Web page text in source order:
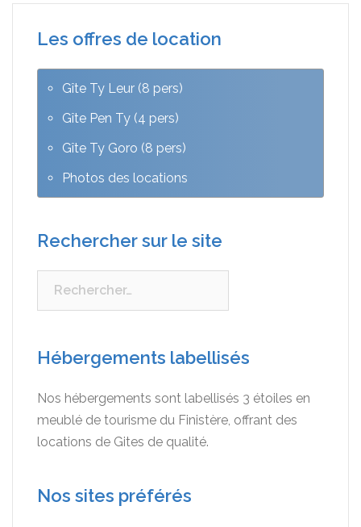
Les offres de location
Gîte Ty Leur (8 pers)
Gîte Pen Ty (4 pers)
Gîte Ty Goro (8 pers)
Photos des locations
Rechercher sur le site
Hébergements labellisés
Nos hébergements sont labellisés 3 étoiles en
meublé de tourisme du Finistère, offrant des
locations de Gites de qualité.
Nos sites préférés